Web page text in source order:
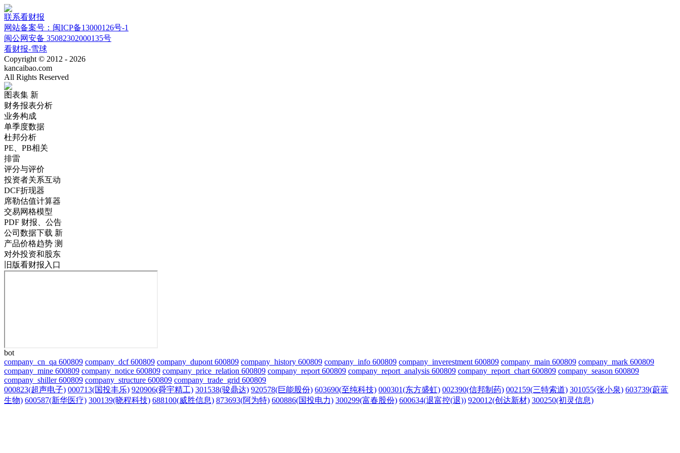
联系看财报
网站备案号：闽ICP备13000126号-1
闽公网安备 35082302000135号
看财报-雪球
Copyright © 2012 - 2026
kancaibao.com
All Rights Reserved
图表集 新
财务报表分析
业务构成
单季度数据
杜邦分析
PE、PB相关
排雷
评分与评价
投资者关系互动
DCF折现器
席勒估值计算器
交易网格模型
PDF 财报、公告
公司数据下载 新
产品价格趋势 测
对外投资和股东
旧版看财报入口
bot
company_cn_qa 600809 company_dcf 600809 company_dupont 600809 company_history 600809 company_info 600809 company_inverestment 600809 company_main 600809 company_mark 600809
company_mine 600809 company_notice 600809 company_price_relation 600809 company_report 600809 company_report_analysis 600809 company_report_chart 600809 company_season 600809
company_shiller 600809 company_structure 600809 company_trade_grid 600809
000823(超声电子) 000713(国投丰乐) 920906(舜宇精工) 301538(骏鼎达) 920578(巨能股份) 603690(至纯科技) 000301(东方盛虹) 002390(信邦制药) 002159(三特索道) 301055(张小泉) 603739(蔚蓝
生物) 600587(新华医疗) 300139(晓程科技) 688100(威胜信息) 873693(阿为特) 600886(国投电力) 300299(富春股份) 600634(退富控(退)) 920012(创达新材) 300250(初灵信息)